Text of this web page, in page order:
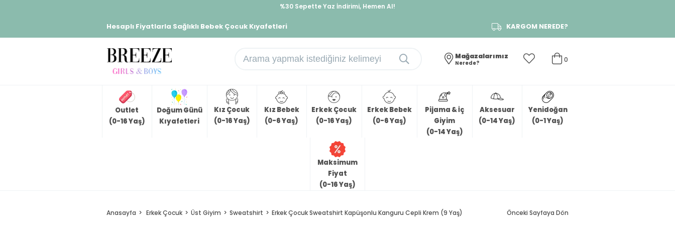
%30 Sepette Yaz İndirimi, Hemen Al!
Hesaplı Fiyatlarla Sağlıklı Bebek Çocuk Kıyafetleri KARGOM NEREDE?
0
Mağazalarımız
Nerede?
Outlet
(0-16 Yaş)
Doğum Günü
Kıyafetleri
Kız Çocuk
(0-16 Yaş)
Kız Bebek
(0-6 Yaş)
Erkek Çocuk
(0-16 Yaş)
Erkek Bebek
(0-6 Yaş)
Pijama & İç
Giyim
(0-14 Yaş)
Aksesuar
(0-14 Yaş)
Yenidoğan
(0-1 Yaş)
Maksimum
Fiyat
(0-16 Yaş)
Anasayfa Erkek Çocuk Üst Giyim Sweatshirt Erkek Çocuk Sweatshirt Kapüşonlu Kanguru Cepli Krem (9 Yaş) Önceki Sayfaya Dön